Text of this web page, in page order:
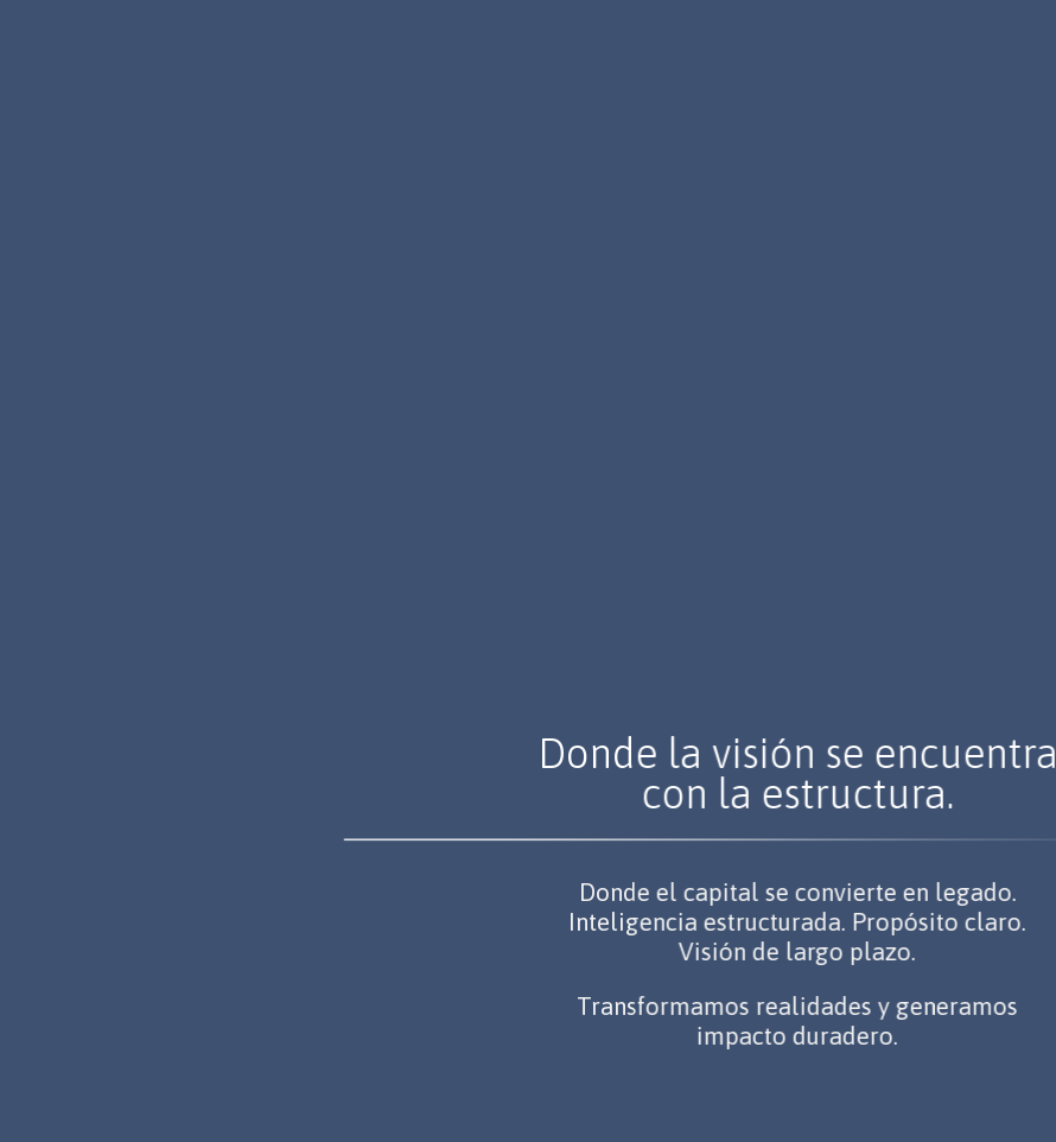
Donde la visión se encuentra
con la estructura.
Donde el capital se convierte en legado.
Inteligencia estructurada. Propósito claro.
Visión de largo plazo.
Transformamos realidades y generamos
impacto duradero.